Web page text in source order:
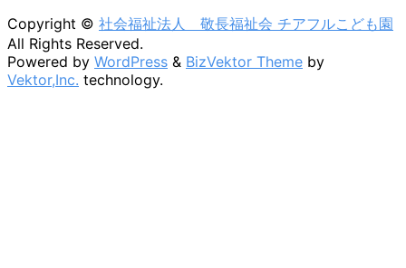
Copyright © 社会福祉法人 敬長福祉会 チアフルこども園
All Rights Reserved.
Powered by WordPress & BizVektor Theme by
Vektor,Inc. technology.